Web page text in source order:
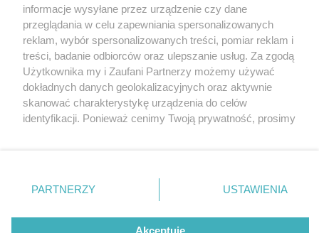
2 / 0
Nie zapomnij
zapoznać się z:
polityką prywatności regulamin korzystania z portali
Twojemiasto
Piekary Śląskie
Chorzów
Tarnowskie Góry
Gliwice
Skontakuj sięz nami
Kontakt
Wydawca
Redakcja
informacje wysyłane przez urządzenie czy dane
przeglądania w celu zapewniania spersonalizowanych
reklam, wybór spersonalizowanych treści, pomiar reklam i
treści, badanie odbiorców oraz ulepszanie usług. Za zgodą
Użytkownika my i Zaufani Partnerzy możemy używać
dokładnych danych geolokalizacyjnych oraz aktywnie
skanować charakterystykę urządzenia do celów
identyfikacji. Ponieważ cenimy Twoją prywatność, prosimy
prywatności znajdujący się w lewym dolnym rogu strony
. Niektóre rodzaje przetwarzania danych nie wymagają
zgody użytkownika, ale masz prawo sprzeciwić się
takiemu przetwarzaniu. Preferencje będą miały
PARTNERZY USTAWIENIA
Akceptuję